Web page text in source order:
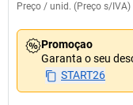
Preço / unid. (Preço s/IVA)
Promoçao
Garanta o seu
START26